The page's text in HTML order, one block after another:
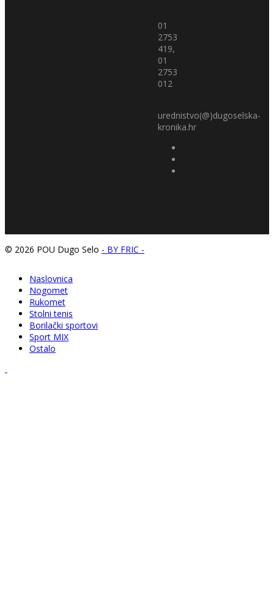
01
2753
419,
01
2753
012
urednistvo(@)dugoselska-
kronika.hr
© 2026 POU Dugo Selo - BY FRIC -
Naslovnica
Nogomet
Rukomet
Stolni tenis
Borilački sportovi
Sport MIX
Ostalo